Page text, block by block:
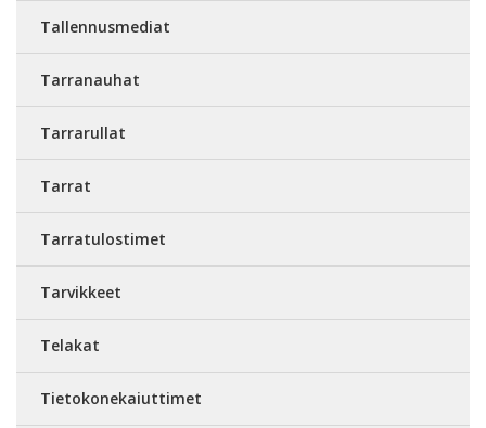
Tallennusmediat
Tarranauhat
Tarrarullat
Tarrat
Tarratulostimet
Tarvikkeet
Telakat
Tietokonekaiuttimet